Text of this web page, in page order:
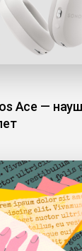
Ace —